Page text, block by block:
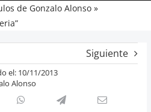
de Gonzalo Alonso
Siguiente
el: 10/11/2013
Alonso